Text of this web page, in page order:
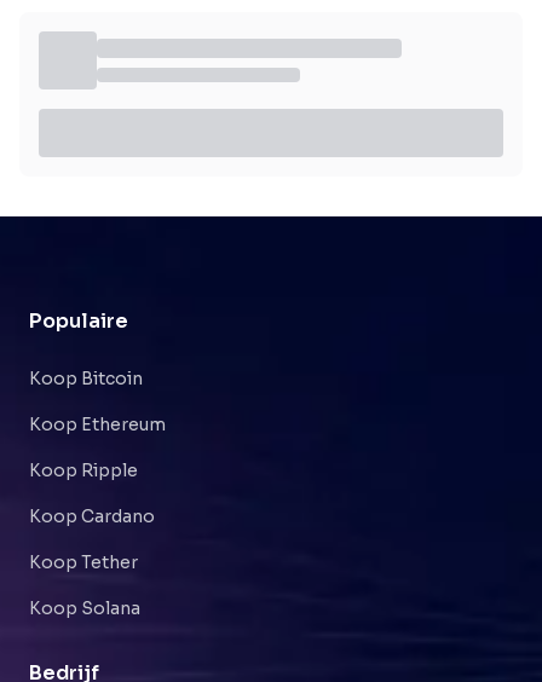
Populaire
Koop Bitcoin
Koop Ethereum
Koop Ripple
Koop Cardano
Koop Tether
Koop Solana
Bedrijf